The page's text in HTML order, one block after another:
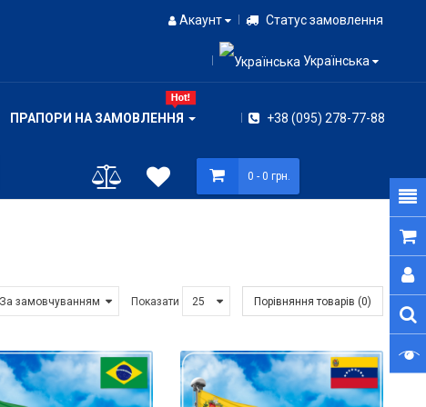
Акаунт Статус замовлення
Українська
ПРАПОРИ НА ЗАМОВЛЕННЯ +38 (095) 278-77-88
0 - 0 грн.
Показати Порівняння товарів (0)